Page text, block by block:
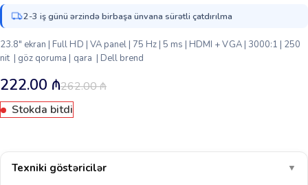
2-3 iş günü ərzində birbaşa ünvana sürətli çatdırılma
23.8″ ekran | Full HD | VA panel | 75 Hz | 5 ms | HDMI + VGA | 3000:1 | 250
nit | göz qoruma | qara | Dell brend
262.00₼
222.00 ₼
Stokda bitdi
Texniki göstəricilər ▼